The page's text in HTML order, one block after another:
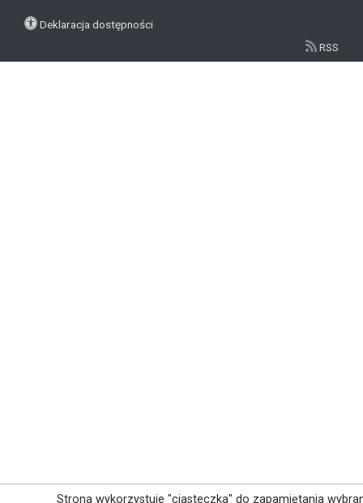
Strona wykorzystuje "ciasteczka" do zapamiętania
Deklaracja dostępności
RSS